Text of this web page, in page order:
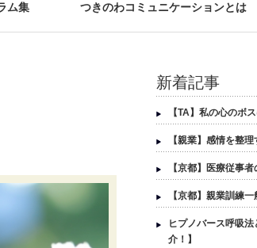
ム集 つきのわコミュニケーションとは
新着記事
【TA】私の心のボ
【親業】感情を整
【京都】医療従事
【京都】親業訓練
ヒプノバース呼吸
介！】